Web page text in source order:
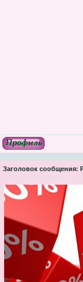
Заголовок сообщения: